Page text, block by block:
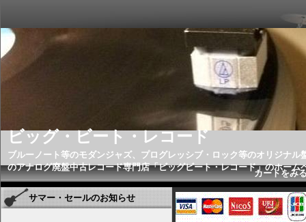
ビッグ・ビート・レコード
ブルーノート等のモダンジャズ、プログレッシブ・ロック等のオリジナル
のアナログ廃盤中古レコード専門店「ビッグビート・レコード」のホーム
カートをみ
サマー・セールのお知らせ